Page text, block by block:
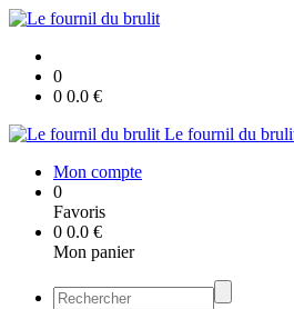
0
0 0.0 €
Le fournil du
Mon compte
0
Favoris
0 0.0 €
Mon panier